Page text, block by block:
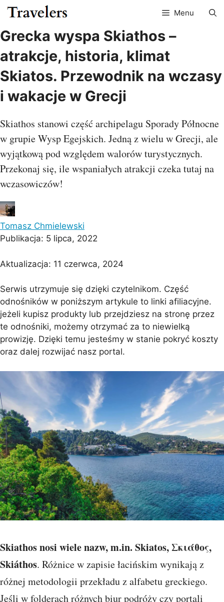
Przejdź
do
treści
Menu
Grecka wyspa Skiathos –
atrakcje, historia, klimat
Skiatos. Przewodnik na wczasy
i wakacje w Grecji
Skiathos stanowi część archipelagu Sporady Północne
w grupie Wysp Egejskich. Jedną z wielu w Grecji, ale
wyjątkową pod względem walorów turystycznych.
Przekonaj się, ile wspaniałych atrakcji czeka tutaj na
wczasowiczów!
Tomasz Chmielewski
Publikacja: 5 lipca, 2022
Aktualizacja: 11 czerwca, 2024
Serwis utrzymuje się dzięki czytelnikom. Część
odnośników w poniższym artykule to linki afiliacyjne.
jeżeli kupisz produkty lub przejdziesz na stronę przez
te odnośniki, możemy otrzymać za to niewielką
prowizję. Dzięki temu jesteśmy w stanie pokryć koszty
oraz dalej rozwijać nasz portal.
Skiathos nosi wiele nazw, m.in. Skiatos, Σκιάθος,
Skiáthos. Różnice w zapisie łacińskim wynikają z
różnej metodologii przekładu z alfabetu greckiego.
Jeśli w folderach różnych biur podróży czy portali